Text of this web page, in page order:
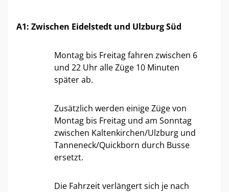
A1: Zwischen Eidelstedt und Ulzburg Süd
Montag bis Freitag fahren zwischen 6
und 22 Uhr alle Züge 10 Minuten
später ab.
Zusätzlich werden einige Züge von
Montag bis Freitag und am Sonntag
zwischen Kaltenkirchen/Ulzburg und
Tanneneck/Quickborn durch Busse
ersetzt.
Die Fahrzeit verlängert sich je nach